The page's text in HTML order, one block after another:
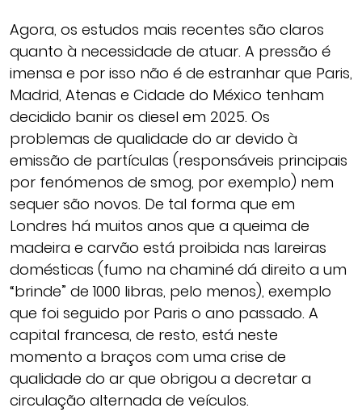
Agora, os estudos mais recentes são claros
quanto à necessidade de atuar. A pressão é
imensa e por isso não é de estranhar que Paris,
Madrid, Atenas e Cidade do México tenham
decidido banir os diesel em 2025. Os
problemas de qualidade do ar devido à
emissão de partículas (responsáveis principais
por fenómenos de smog, por exemplo) nem
sequer são novos. De tal forma que em
Londres há muitos anos que a queima de
madeira e carvão está proibida nas lareiras
domésticas (fumo na chaminé dá direito a um
“brinde” de 1000 libras, pelo menos), exemplo
que foi seguido por Paris o ano passado. A
capital francesa, de resto, está neste
momento a braços com uma crise de
qualidade do ar que obrigou a decretar a
circulação alternada de veículos.